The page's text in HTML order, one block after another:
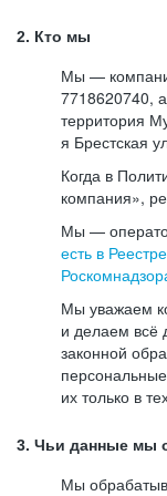
2. Кто мы
Мы —
7718620740,
территория
я Брестская
Когда в
компания»,
Мы —
есть в
Мы уважаем
и делаем всё
законной
их только в
3. Чьи данные мы
Мы